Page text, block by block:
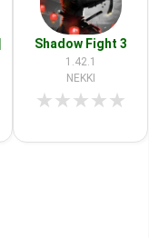
Shadow Fight 3
1.42.1
NEKKI
★★★★★